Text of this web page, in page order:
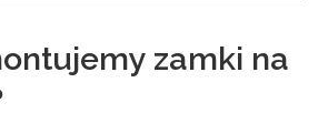
zamki na